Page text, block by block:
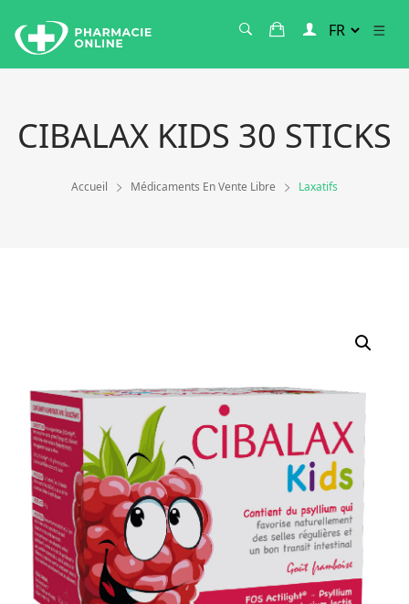
CIBALAX KIDS 30 STICKS
Accueil Médicaments En Vente Libre Laxatifs